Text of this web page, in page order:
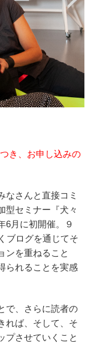
き、お申し込みの
なさんと直接コミ
型セミナー『犬々
6月に初開催。９
ブログを通じてそ
ンを重ねること
られることを実感
で、さらに読者の
れば、そして、そ
プさせていくこと